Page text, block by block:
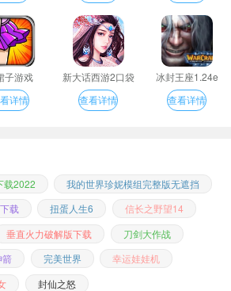
子游戏
详情
新大话西游2口袋
版
查看详情
冰封王座1.24e
查看详情
载2022
我的世界珍妮模组完整版无遮挡
载
扭蛋人生6
信长之野望14
垂直火力破解版下载
刀剑大作战
箭 完美世界
幸运娃娃机
封仙之怒